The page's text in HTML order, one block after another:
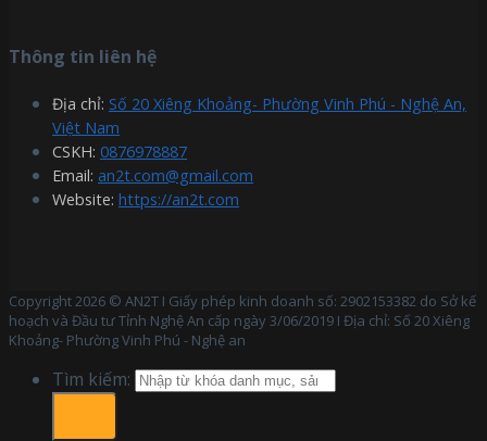
Thông tin liên hệ
Địa chỉ: Số 20 Xiêng Khoảng- Phường Vinh Phú - Nghệ An,
Việt Nam
CSKH: 0876978887
Email: an2t.com@gmail.com
Website: https://an2t.com
Copyright 2026 © AN2T I Giấy phép kinh doanh số: 2902153382 do Sở kế
hoạch và Đầu tư Tỉnh Nghệ An cấp ngày 3/06/2019 I Địa chỉ: Số 20 Xiêng
Khoảng- Phường Vinh Phú - Nghệ an
Tìm kiếm: